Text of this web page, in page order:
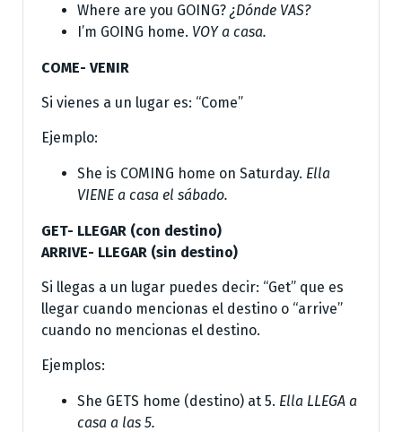
Where are you GOING? ¿Dónde VAS?
I’m GOING home. VOY a casa.
COME- VENIR
Si vienes a un lugar es: “Come”
Ejemplo:
She is COMING home on Saturday. Ella
VIENE a casa el sábado.
GET- LLEGAR (con destino)
ARRIVE- LLEGAR (sin destino)
Si llegas a un lugar puedes decir: “Get” que es
llegar cuando mencionas el destino o “arrive”
cuando no mencionas el destino.
Ejemplos:
She GETS home (destino) at 5. Ella LLEGA a
casa a las 5.